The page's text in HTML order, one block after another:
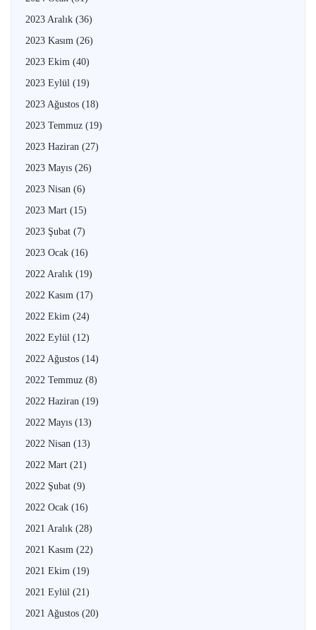
2023 Aralık (36)
2023 Kasım (26)
2023 Ekim (40)
2023 Eylül (19)
2023 Ağustos (18)
2023 Temmuz (19)
2023 Haziran (27)
2023 Mayıs (26)
2023 Nisan (6)
2023 Mart (15)
2023 Şubat (7)
2023 Ocak (16)
2022 Aralık (19)
2022 Kasım (17)
2022 Ekim (24)
2022 Eylül (12)
2022 Ağustos (14)
2022 Temmuz (8)
2022 Haziran (19)
2022 Mayıs (13)
2022 Nisan (13)
2022 Mart (21)
2022 Şubat (9)
2022 Ocak (16)
2021 Aralık (28)
2021 Kasım (22)
2021 Ekim (19)
2021 Eylül (21)
2021 Ağustos (20)